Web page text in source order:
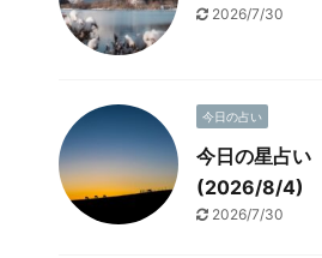
2026/7/30
今日の占い
今日の星占い
(2026/8/4)
2026/7/30